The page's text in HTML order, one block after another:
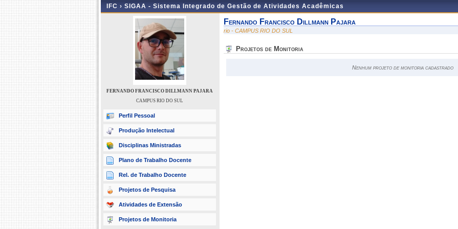
IFC › SIGAA - Sistema Integrado de Gestão de Atividades Acadêmicas
FERNANDO FRANCISCO DILLMANN PAJARA
CAMPUS RIO DO SUL
Perfil Pessoal
Produção Intelectual
Disciplinas Ministradas
Plano de Trabalho Docente
Rel. de Trabalho Docente
Projetos de Pesquisa
Atividades de Extensão
Projetos de Monitoria
Fernando Francisco Dillmann Pajara
rio - CAMPUS RIO DO SUL
Projetos de Monitoria
Nenhum projeto de monitoria cadastrado